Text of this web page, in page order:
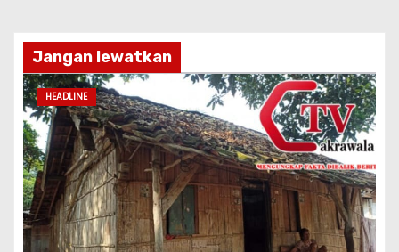
Jangan lewatkan
HEADLINE